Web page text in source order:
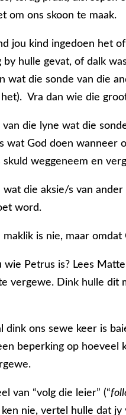
om ons skoon te maak.
jou kind ingedoen het
hulle gevat, of dalk
wat die sonde van die
Vra dan wie die
die lyne wat die
wat God doen wanneer
weggeneem en
die aksie/s van
word.
is nie, maar
Petrus is? Lees
vergewe. Dink hulle dit
dink ons sewe keer is
beperking op
van “volg die leier” (“
nie, vertel hulle dat